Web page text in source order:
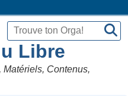
Libre
Contenus,